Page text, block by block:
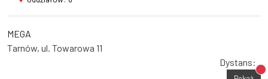
MEGA
Tarnów, ul. Towarowa 11
Dystans: